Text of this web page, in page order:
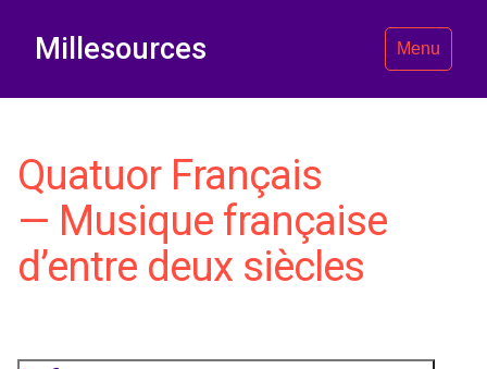
Millesources Menu
Quatuor Français
— Musique française
d’entre deux siècles